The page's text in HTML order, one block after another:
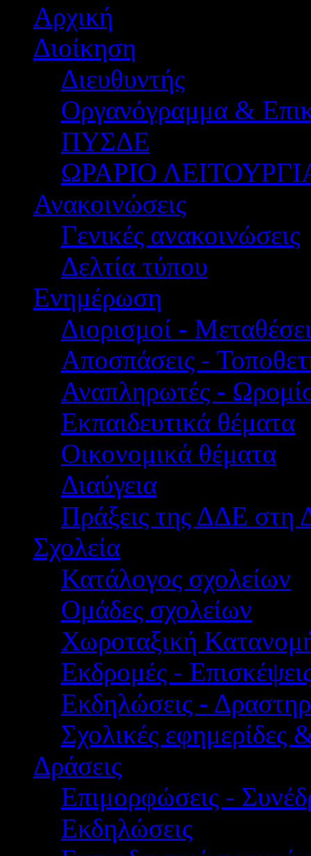
Αρχική
Διοίκηση
Διευθυντής
Οργανόγραμμα &
ΠΥΣΔΕ
ΩΡΑΡΙΟ
Ανακοινώσεις
Γενικές ανακοινώσεις
Δελτία τύπου
Ενημέρωση
Διορισμοί -
Αποσπάσεις -
Αναπληρωτές -
Εκπαιδευτικά θέματα
Οικονομικά θέματα
Διαύγεια
Πράξεις της ΔΔΕ στη
Σχολεία
Κατάλογος σχολείων
Ομάδες σχολείων
Χωροταξική
Εκδρομές -
Εκδηλώσεις -
Σχολικές εφημερίδες
Δράσεις
Επιμορφώσεις -
Εκδηλώσεις